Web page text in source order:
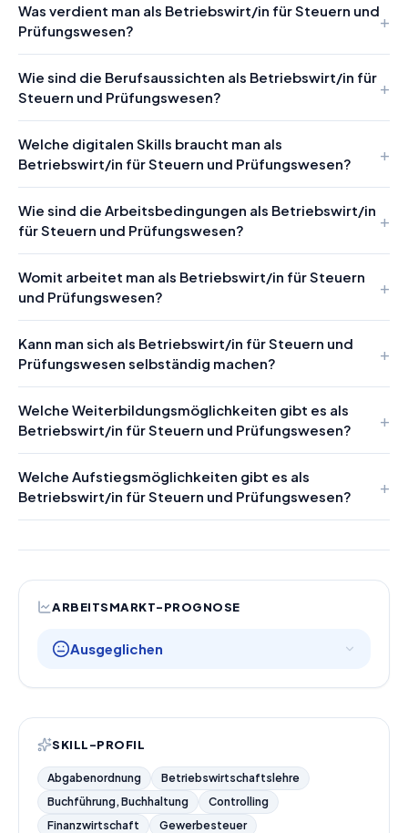
Was verdient man als Betriebswirt/in für Steuern und
Prüfungswesen?
Wie sind die Berufsaussichten als Betriebswirt/in für
Steuern und Prüfungswesen?
Welche digitalen Skills braucht man als
Betriebswirt/in für Steuern und Prüfungswesen?
Wie sind die Arbeitsbedingungen als Betriebswirt/in
für Steuern und Prüfungswesen?
Womit arbeitet man als Betriebswirt/in für Steuern
und Prüfungswesen?
Kann man sich als Betriebswirt/in für Steuern und
Prüfungswesen selbständig machen?
Welche Weiterbildungsmöglichkeiten gibt es als
Betriebswirt/in für Steuern und Prüfungswesen?
Welche Aufstiegsmöglichkeiten gibt es als
Betriebswirt/in für Steuern und Prüfungswesen?
ARBEITSMARKT-PROGNOSE
Ausgeglichen
SKILL-PROFIL
Abgabenordnung
Betriebswirtschaftslehre
Buchführung, Buchhaltung
Controlling
Finanzwirtschaft
Gewerbesteuer